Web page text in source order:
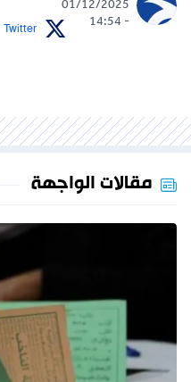
01/12/2025
- 14:54
Twitter
مقالات الواجهة